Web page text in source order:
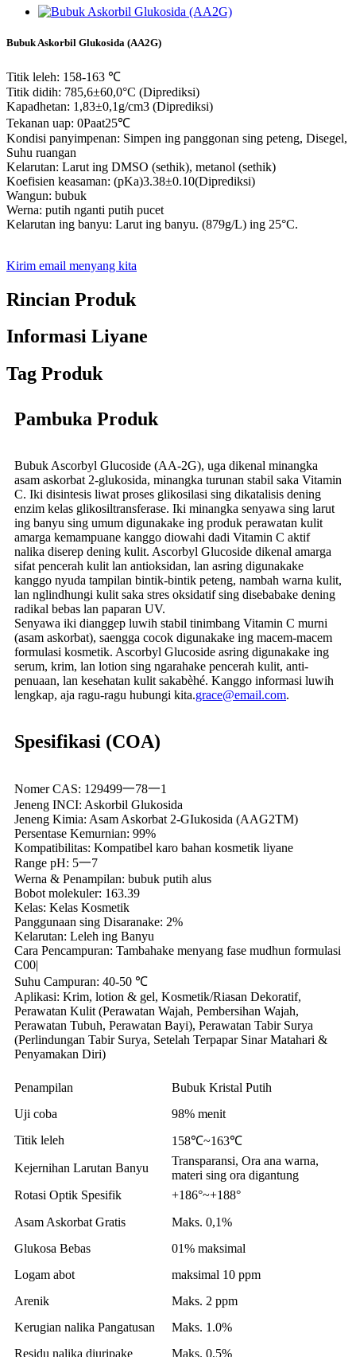
Bubuk Askorbil Glukosida (AA2G)
Titik leleh: 158-163 ℃
Titik didih: 785,6±60,0°C (Diprediksi)
Kapadhetan: 1,83±0,1g/cm3 (Diprediksi)
Tekanan uap: 0Paat25℃
Kondisi panyimpenan: Simpen ing panggonan sing peteng, Disegel,
Suhu ruangan
Kelarutan: Larut ing DMSO (sethik), metanol (sethik)
Koefisien keasaman: (pKa)3.38±0.10(Diprediksi)
Wangun: bubuk
Werna: putih nganti putih pucet
Kelarutan ing banyu: Larut ing banyu. (879g/L) ing 25°C.
Kirim email menyang kita
Rincian Produk
Informasi Liyane
Tag Produk
Pambuka Produk
Bubuk Ascorbyl Glucoside (AA-2G), uga dikenal minangka
asam askorbat 2-glukosida, minangka turunan stabil saka Vitamin
C. Iki disintesis liwat proses glikosilasi sing dikatalisis dening
enzim kelas glikosiltransferase. Iki minangka senyawa sing larut
ing banyu sing umum digunakake ing produk perawatan kulit
amarga kemampuane kanggo diowahi dadi Vitamin C aktif
nalika diserep dening kulit. Ascorbyl Glucoside dikenal amarga
sifat pencerah kulit lan antioksidan, lan asring digunakake
kanggo nyuda tampilan bintik-bintik peteng, nambah warna kulit,
lan nglindhungi kulit saka stres oksidatif sing disebabake dening
radikal bebas lan paparan UV.
Senyawa iki dianggep luwih stabil tinimbang Vitamin C murni
(asam askorbat), saengga cocok digunakake ing macem-macem
formulasi kosmetik. Ascorbyl Glucoside asring digunakake ing
serum, krim, lan lotion sing ngarahake pencerah kulit, anti-
penuaan, lan kesehatan kulit sakabèhé. Kanggo informasi luwih
lengkap, aja ragu-ragu hubungi kita.grace@email.com.
Spesifikasi (COA)
Nomer CAS: 129499一78一1
Jeneng INCI: Askorbil Glukosida
Jeneng Kimia: Asam Askorbat 2-GIukosida (AAG2TM)
Persentase Kemurnian: 99%
Kompatibilitas: Kompatibel karo bahan kosmetik liyane
Range pH: 5一7
Werna & Penampilan: bubuk putih alus
Bobot molekuler: 163.39
Kelas: Kelas Kosmetik
Panggunaan sing Disaranake: 2%
Kelarutan: Leleh ing Banyu
Cara Pencampuran: Tambahake menyang fase mudhun formulasi
C00|
Suhu Campuran: 40-50 ℃
Aplikasi: Krim, lotion & gel, Kosmetik/Riasan Dekoratif,
Perawatan Kulit (Perawatan Wajah, Pembersihan Wajah,
Perawatan Tubuh, Perawatan Bayi), Perawatan Tabir Surya
(Perlindungan Tabir Surya, Setelah Terpapar Sinar Matahari &
Penyamakan Diri)
Penampilan
Bubuk Kristal Putih
Uji coba
98% menit
Titik leleh
158℃~163℃
Kejernihan Larutan Banyu
Transparansi, Ora ana warna,
materi sing ora digantung
Rotasi Optik Spesifik
+186°~+188°
Asam Askorbat Gratis
Maks. 0,1%
Glukosa Bebas
01% maksimal
Logam abot
maksimal 10 ppm
Arenik
Maks. 2 ppm
Kerugian nalika Pangatusan
Maks. 1.0%
Residu nalika diuripake
Maks. 0,5%